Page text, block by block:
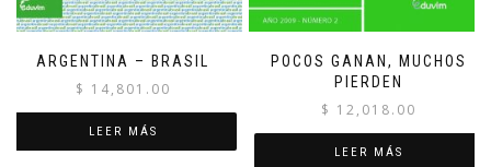
ARGENTINA – BRASIL
$ 14,801.00
LEER MÁS
POCOS GANAN, MUCHOS
PIERDEN
$ 12,018.00
LEER MÁS